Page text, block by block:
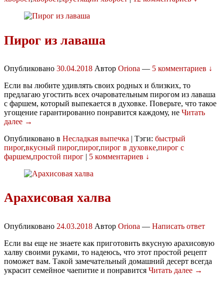
Пирог из лаваша
Опубликовано 30.04.2018 Автор Oriona — 5 комментариев ↓
Если вы любите удивлять своих родных и близких, то
предлагаю угостить всех очаровательным пирогом из лаваша
с фаршем, который выпекается в духовке. Поверьте, что такое
угощение гарантированно понравится каждому, не Читать
далее →
Опубликовано в Несладкая выпечка | Тэги: быстрый
пирог,вкусный пирог,пирог,пирог в духовке,пирог с
фаршем,простой пирог | 5 комментариев ↓
Арахисовая халва
Опубликовано 24.03.2018 Автор Oriona — Написать ответ
Если вы еще не знаете как приготовить вкусную арахисовую
халву своими руками, то надеюсь, что этот простой рецепт
поможет вам. Такой замечательный домашний десерт всегда
украсит семейное чаепитие и понравится Читать далее →